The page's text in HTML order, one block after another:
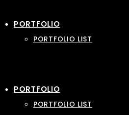
PORTFOLIO
PORTFOLIO LIST
PORTFOLIO
PORTFOLIO LIST